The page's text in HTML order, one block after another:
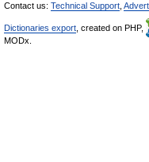
Contact us: Technical Support
Dictionaries export , created on PHP,
MODx.